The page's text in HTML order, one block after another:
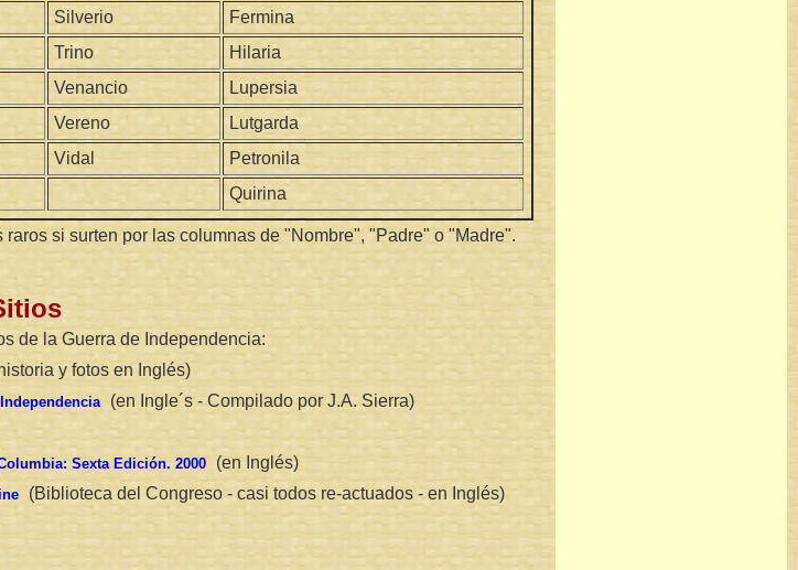
Silverio
Fermina
Trino
Hilaria
Venancio
Lupersia
Vereno
Lutgarda
Vidal
Petronila
Quirina
si surten por las columnas de "Nombre", "Padre" o "Madre".
de la Guerra de Independencia:
y fotos en Inglés)
(en Ingle´s - Compilado por J.A. Sierra)
Sexta Edición. 2000 (en Inglés)
(Biblioteca del Congreso - casi todos re-actuados - en Inglés)